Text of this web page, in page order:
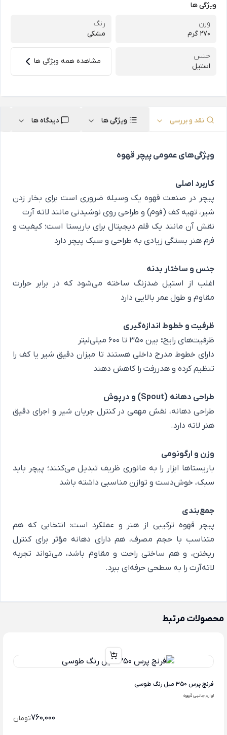
ویژگی ها
وزن
270 گرم
رنگ
مشکی
جنس
استیل
مشاهده همه ویژگی ها
نقد و بررسی ویژگی ها دیدگاه ها
ویژگی‌های عمومی پیچر قهوه
کاربرد اصلی
پیچر در صنعت قهوه یک وسیله ضروری است برای بخار زدن
شیر، تهیه کف (فوم) و طراحی روی نوشیدنی مانند لاته آرت
نقش آن مانند یک قلم دیجیتال برای باریستا است؛ کیفیت و
فرم هنر بستگی زیادی به طراحی و سبک پیچر دارد
جنس و ساختار بدنه
اغلب از استیل ضدزنگ ساخته می‌شود که در برابر حرارت
مقاوم و طول عمر بالایی دارد
ظرفیت و خطوط اندازه‌گیری
ظرفیت‌های رایج: بین ۳۵۰ تا ۶۰۰ میلی‌لیتر
دارای خطوط مدرج داخلی هستند تا میزان دقیق شیر یا کف را
تنظیم کرده و هدررفت را کاهش دهند
طراحی دهانه (Spout)
و درپوش
طراحی دهانه، نقش مهمی در کنترل جریان شیر و اجرای دقیق
هنر لاته دارد.
وزن و ارگونومی
باریستاها ابزار را به مانوری ظریف تبدیل می‌کنند؛ پیچر باید
سبک، خوش‌دست و توازن مناسبی داشته باشد
جمع‌بندی
پیچر قهوه ترکیبی از هنر و عملکرد است: انتخابی که هم
متناسب با حجم مصرف، هم دارای دهانه مؤثر برای کنترل
ریختن، و هم ساختی راحت و مقاوم باشد، می‌تواند تجربه
لاته‌آرت را به سطحی حرفه‌ای ببرد.
محصولات مرتبط
فرنچ پرس 350 میل رنگ طوسی
لوازم جانبی قهوه
760,000تومان